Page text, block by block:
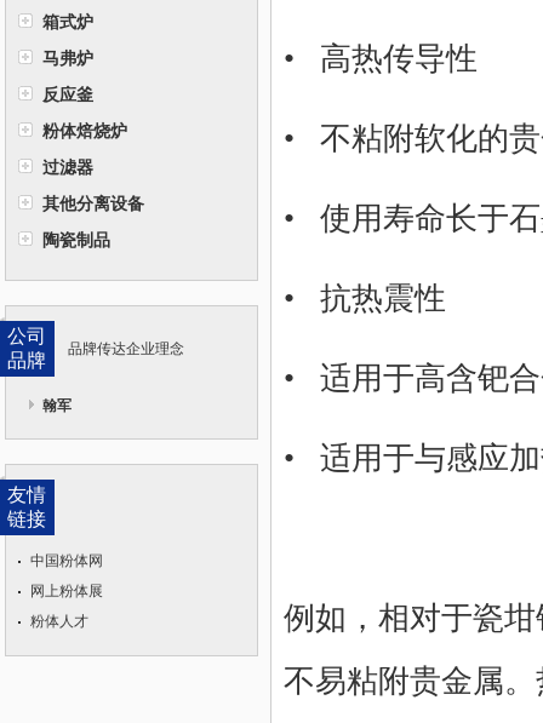
箱式炉
马弗炉
反应釜
粉体焙烧炉
过滤器
其他分离设备
陶瓷制品
公司
品牌
品牌传达企业理念
翰军
友情
链接
中国粉体网
网上粉体展
粉体人才
• 高热传导性
• 不粘附软化的
• 使用寿命长于
• 抗热震性
• 适用于高含钯
• 适用于与感应
例如，相对于瓷
不易粘附贵金属